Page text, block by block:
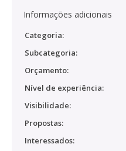
Informações adicionais
Categoria:
Subcategoria:
Orçamento:
Nível de experiência:
Visibilidade:
Propostas:
Interessados: